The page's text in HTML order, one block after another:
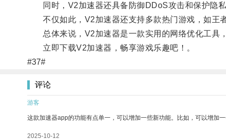
同时，V2加速器还具备防御DDoS攻击和保护隐私
不仅如此，V2加速器还支持多款热门游戏，如王
总体来说，V2加速器是一款实用的网络优化工具
立即下载V2加速器，畅享游戏乐趣吧！。
#37#
评论
游客
这款加速器app的功能有点单一，可以增加一些新功能。比如，可以增加
2025-10-12